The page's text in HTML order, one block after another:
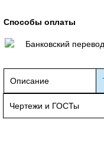
Способы оплаты
Банковский перевод
Описание
Чертежи и ГОСТы